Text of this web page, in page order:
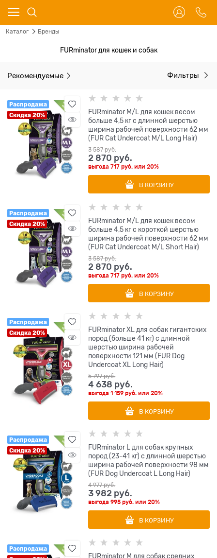
Каталог Бренды
FURminator для кошек и собак
Рекомендуемые Фильтры
Распродажа
Скидка 20%
FURminator M/L для кошек весом
больше 4,5 кг с длинной шерстью
ширина рабочей поверхности 62 мм
(FUR Cat Undercoat M/L Long Hair)
3 587 руб.
2 870 руб.
выгода717 руб. или20%
В КОРЗИНУ
Распродажа
Скидка 20%
FURminator M/L для кошек весом
больше 4,5 кг с короткой шерстью
ширина рабочей поверхности 62 мм
(FUR Cat Undercoat M/L Short Hair)
3 587 руб.
2 870 руб.
выгода717 руб. или20%
В КОРЗИНУ
Распродажа
Скидка 20%
FURminator XL для собак гигантских
пород (больше 41 кг) с длинной
шерстью ширина рабочей
поверхности 121 мм (FUR Dog
Undercoat XL Long Hair)
5 797 руб.
4 638 руб.
выгода1 159 руб. или20%
В КОРЗИНУ
Распродажа
Скидка 20%
FURminator L для собак крупных
пород (23-41 кг) с длинной шерстью
ширина рабочей поверхности 98 мм
(FUR Dog Undercoat L Long Hair)
4 977 руб.
3 982 руб.
выгода995 руб. или20%
В КОРЗИНУ
Распродажа
FURminator M для собак средних